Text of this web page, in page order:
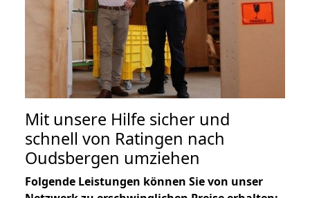
Mit unsere Hilfe sicher und
schnell von Ratingen nach
Oudsbergen umziehen
Folgende Leistungen können Sie von unser